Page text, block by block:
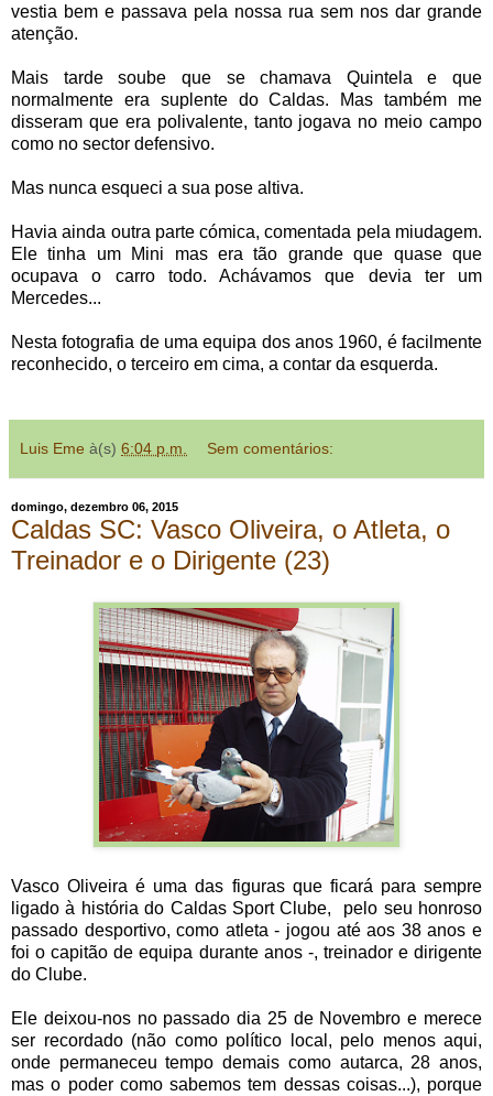
vestia bem e passava pela nossa rua sem nos dar grande
atenção.
Mais tarde soube que se chamava Quintela e que
normalmente era suplente do Caldas. Mas também me
disseram que era polivalente, tanto jogava no meio campo
como no sector defensivo.
Mas nunca esqueci a sua pose altiva.
Havia ainda outra parte cómica, comentada pela miudagem.
Ele tinha um Mini mas era tão grande que quase que
ocupava o carro todo. Achávamos que devia ter um
Mercedes...
Nesta fotografia de uma equipa dos anos 1960, é facilmente
reconhecido, o terceiro em cima, a contar da esquerda.
Luis Eme à(s) 6:04 p.m. Sem comentários:
domingo, dezembro 06, 2015
Caldas SC: Vasco Oliveira, o Atleta, o
Treinador e o Dirigente (23)
Vasco Oliveira é uma das figuras que ficará para sempre
ligado à história do Caldas Sport Clube, pelo seu honroso
passado desportivo, como atleta - jogou até aos 38 anos e
foi o capitão de equipa durante anos -, treinador e dirigente
do Clube.
Ele deixou-nos no passado dia 25 de Novembro e merece
ser recordado (não como político local, pelo menos aqui,
onde permaneceu tempo demais como autarca, 28 anos,
mas o poder como sabemos tem dessas coisas...), porque